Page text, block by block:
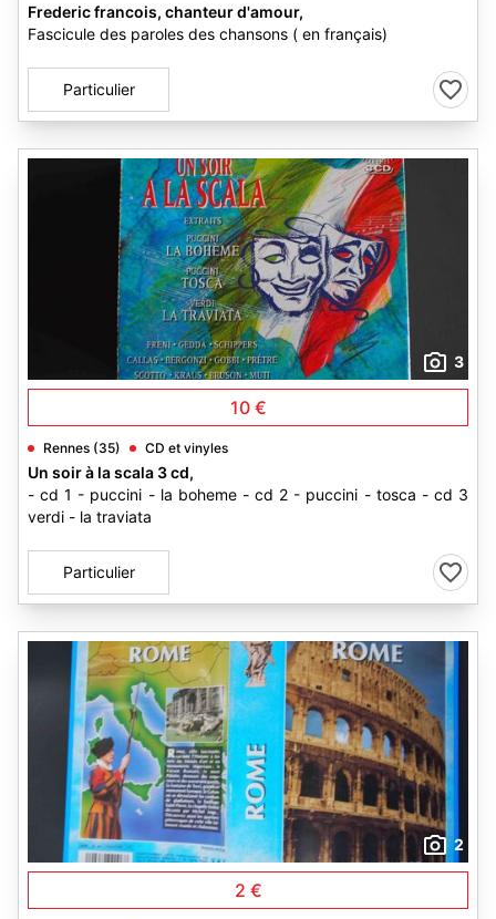
Frederic francois, chanteur d'amour,
Fascicule des paroles des chansons ( en français)
Particulier
3
10 €
Rennes (35) CD et vinyles
Un soir à la scala 3 cd,
- cd 1 - puccini - la boheme - cd 2 - puccini - tosca - cd 3
verdi - la traviata
Particulier
2
2 €